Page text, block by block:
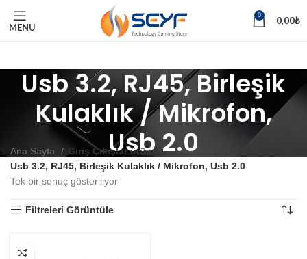
MENU
0 0,00₺
Usb 3.2, RJ45, Birleşik
Kulaklık / Mikrofon,
Usb 2.0
Ana Sayfa
Giriş Çıkışlar ürün
Usb 3.2, RJ45, Birleşik Kulaklık / Mikrofon, Usb 2.0
Tek bir sonuç gösteriliyor
Filtreleri Görüntüle